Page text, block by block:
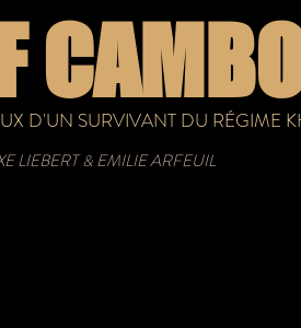
D'UN SURVIVANT DU RÉGIME
LIEBERT & EMILIE ARFEUIL